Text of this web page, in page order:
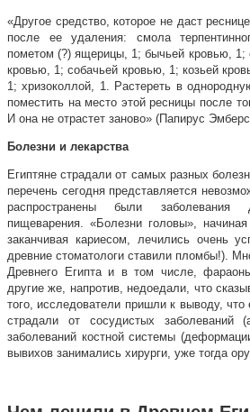
«Другое средство, которое не даст
после ее удаления: смола
пометом (?) ящерицы, 1; бычьей кровью, 1;
кровью, 1; собачьей кровью, 1; козьей
1; хризоколлой, 1. Растереть в
поместить на место этой ресницы после
И она не отрастет заново» (Папирус
Болезни и лекарства
Египтяне страдали от самых разных
перечень сегодня представляется
распространены были
пищеварения. «Болезни головы»,
заканчивая кариесом, лечились очень
древние стоматологи ставили пломбы!).
Древнего Египта и в том числе,
другие же, напротив, недоедали, что
того, исследователи пришли к выводу, что
страдали от сосудистых заболеваний
заболеваний костной системы
вывихов занимались хирурги, уже тогда